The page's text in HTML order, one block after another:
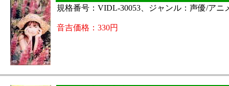
規格番号：VIDL-30053、ジャンル：声優/アニ
音吉価格：330円